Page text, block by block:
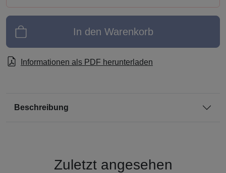
In den Warenkorb
Informationen als PDF herunterladen
Beschreibung
Zuletzt angesehen